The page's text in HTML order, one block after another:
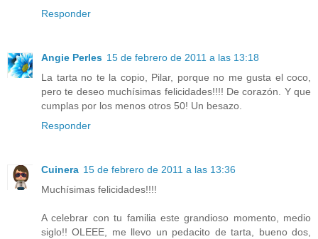
Responder
Angie Perles 15 de febrero de 2011 a las 13:18
La tarta no te la copio, Pilar, porque no me gusta el coco,
pero te deseo muchísimas felicidades!!!! De corazón. Y que
cumplas por los menos otros 50! Un besazo.
Responder
Cuinera 15 de febrero de 2011 a las 13:36
Muchísimas felicidades!!!!
A celebrar con tu familia este grandioso momento, medio
siglo!! OLEEE, me llevo un pedacito de tarta, bueno dos,